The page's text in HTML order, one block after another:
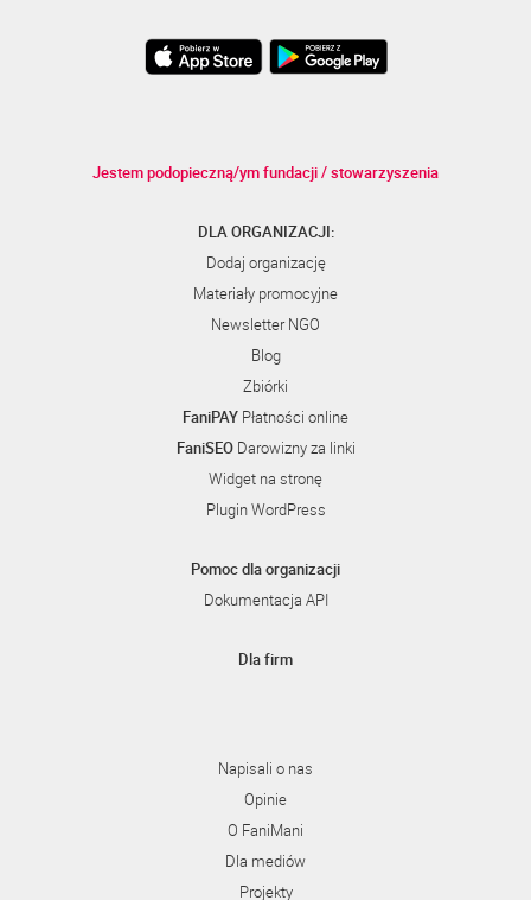
Jestem podopieczną/ym fundacji / stowarzyszenia
DLA ORGANIZACJI:
Dodaj organizację
Materiały promocyjne
Newsletter NGO
Blog
Zbiórki
FaniPAY Płatności online
FaniSEODarowizny za linki
Widget na stronę
Plugin WordPress
Pomoc dla organizacji
Dokumentacja API
Dla firm
Napisali o nas
Opinie
O FaniMani
Dla mediów
Projekty